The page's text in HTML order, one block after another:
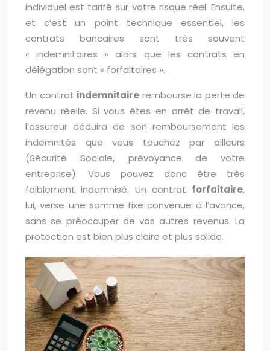
individuel est tarifé sur votre risque réel. Ensuite,
et c’est un point technique essentiel, les
contrats bancaires sont très souvent
« indemnitaires » alors que les contrats en
délégation sont « forfaitaires ».
Un contrat indemnitaire rembourse la perte de
revenu réelle. Si vous êtes en arrêt de travail,
l’assureur déduira de son remboursement les
indemnités que vous touchez par ailleurs
(Sécurité Sociale, prévoyance de votre
entreprise). Vous pouvez donc être très
faiblement indemnisé. Un contrat forfaitaire,
lui, verse une somme fixe convenue à l’avance,
sans se préoccuper de vos autres revenus. La
protection est bien plus claire et plus solide.